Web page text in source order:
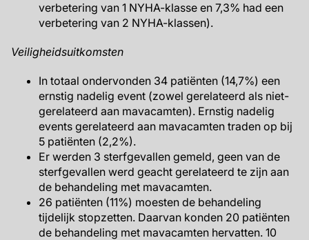
verbetering van 1 NYHA-klasse en 7,3% had een
verbetering van 2 NYHA-klassen).
Veiligheidsuitkomsten
In totaal ondervonden 34 patiënten (14,7%) een
ernstig nadelig event (zowel gerelateerd als niet-
gerelateerd aan mavacamten). Ernstig nadelig
events gerelateerd aan mavacamten traden op bij
5 patiënten (2,2%).
Er werden 3 sterfgevallen gemeld, geen van de
sterfgevallen werd geacht gerelateerd te zijn aan
de behandeling met mavacamten.
26 patiënten (11%) moesten de behandeling
tijdelijk stopzetten. Daarvan konden 20 patiënten
de behandeling met mavacamten hervatten. 10